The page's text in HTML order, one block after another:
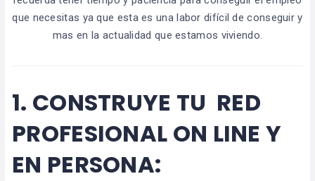
que necesitas ya que esta es una labor difícil de conseguir y
mas en la actualidad que estamos viviendo.
1. CONSTRUYE TU RED
PROFESIONAL ON LINE Y
EN PERSONA: